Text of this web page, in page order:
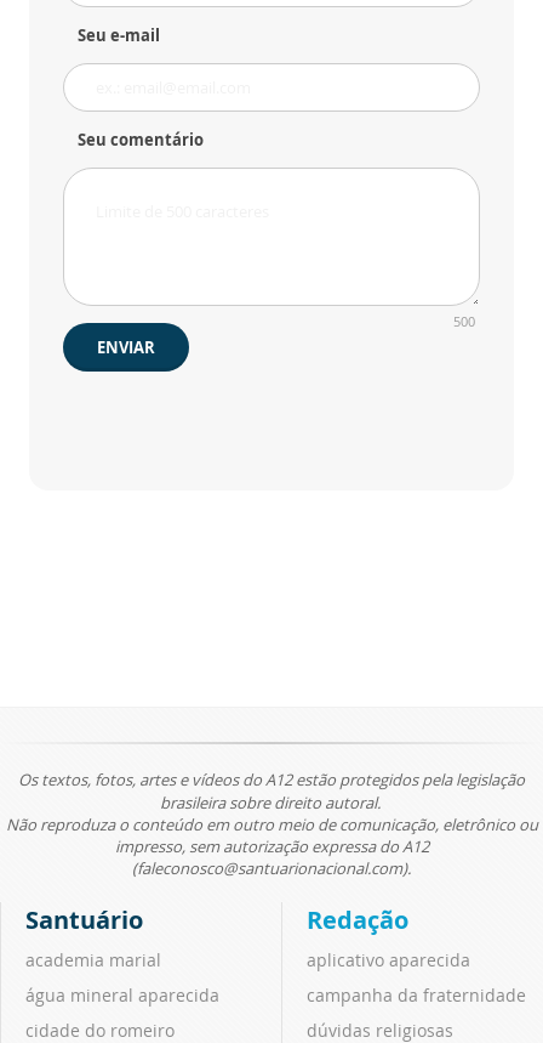
Seu e-mail
Seu comentário
500
ENVIAR
Os textos, fotos, artes e vídeos do A12 estão protegidos pela legislação
brasileira sobre direito autoral.
Não reproduza o conteúdo em outro meio de comunicação, eletrônico ou
impresso, sem autorização expressa do A12
(faleconosco@santuarionacional.com).
Santuário
academia marial
água mineral aparecida
cidade do romeiro
Redação
aplicativo aparecida
campanha da fraternidade
dúvidas religiosas